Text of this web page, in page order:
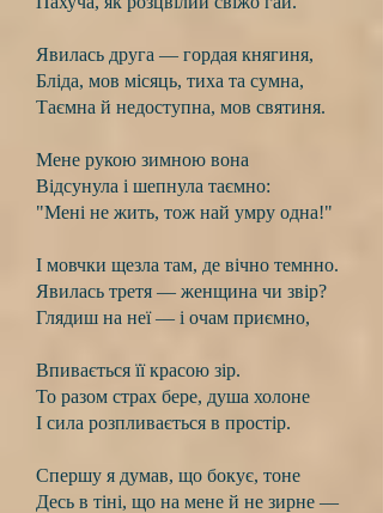
Явилась друга — гордая княгиня,
Бліда, мов місяць, тиха та сумна,
Таємна й недоступна, мов святиня.
Мене рукою зимною вона
Відсунула і шепнула таємно:
"Мені не жить, тож най умру одна!"
І мовчки щезла там, де вічно темнно.
Явилась третя — женщина чи звір?
Глядиш на неї — і очам приємно,
Впивається її красою зір.
То разом страх бере, душа холоне
І сила розпливається в простір.
Спершу я думав, що бокує, тоне
Десь в тіні, що на мене й не зирне —